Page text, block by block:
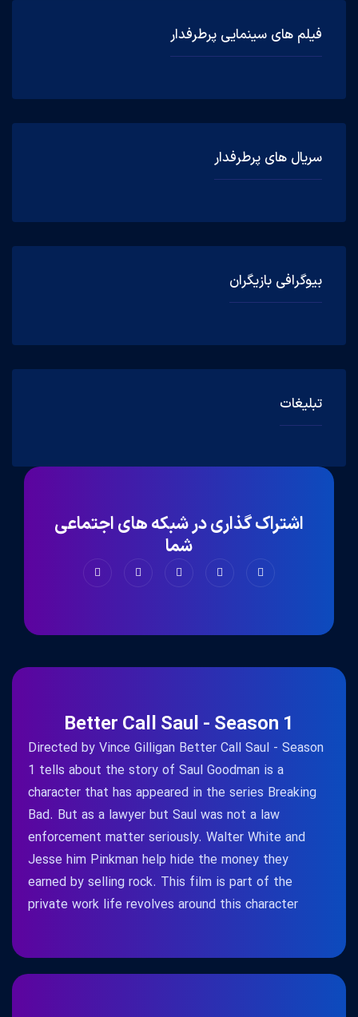
فیلم های سینمایی پرطرفدار
سریال های پرطرفدار
بیوگرافی بازیگران
تبلیغات
اشتراک گذاری در شبکه های اجتماعی
شما
Better Call Saul - Season 1
Directed by Vince Gilligan Better Call Saul - Season
1 tells about the story of Saul Goodman is a
character that has appeared in the series Breaking
Bad. But as a lawyer but Saul was not a law
enforcement matter seriously. Walter White and
Jesse him Pinkman help hide the money they
earned by selling rock. This film is part of the
private work life revolves around this character